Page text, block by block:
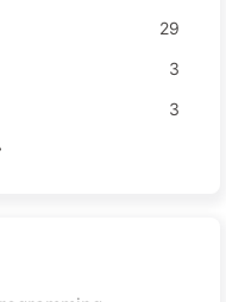
29
3
3